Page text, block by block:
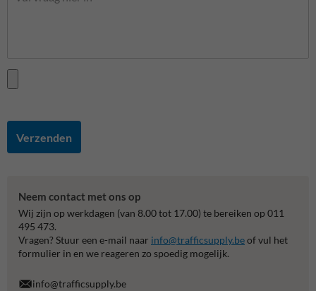
Verzenden
Neem contact met ons op
Wij zijn op werkdagen (van 8.00 tot 17.00) te bereiken op 011
495 473.
Vragen? Stuur een e-mail naar info@trafficsupply.beof vul het
formulier in en we reageren zo spoedig mogelijk.
info@trafficsupply.be